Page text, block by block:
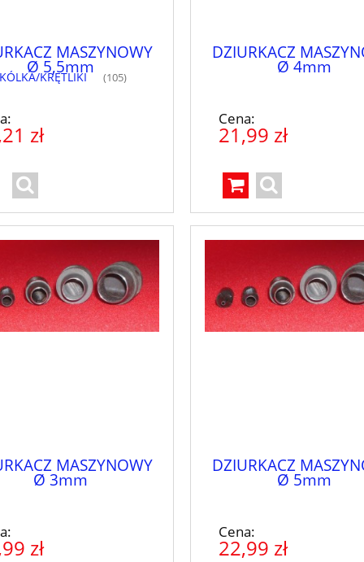
KRĘTLIKI (105)
MASZYNOWY
Ø 5,5mm
zł
DZIURKACZ
Ø 4mm
Cena:
21,99 zł
MASZYNOWY
Ø 3mm
zł
DZIURKACZ
Ø 5mm
Cena:
22,99 zł